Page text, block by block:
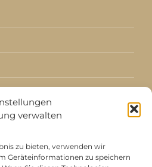
verwalten
zu bieten, verwenden wir
Geräteinformationen zu speichern